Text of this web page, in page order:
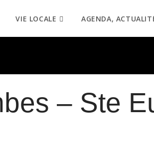
VIE LOCALE AGENDA,
– Ste